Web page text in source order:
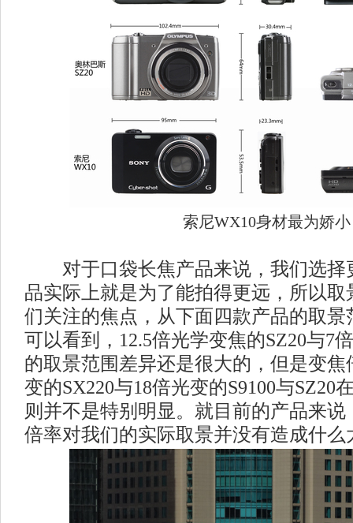
索尼WX10身材最为娇小
对于口袋长焦产品来说，我们选择
品实际上就是为了能拍得更远，所以取
们关注的焦点，从下面四款产品的取景
可以看到，12.5倍光学变焦的SZ20与7
的取景范围差异还是很大的，但是变焦
变的SX220与18倍光变的S9100与SZ20
则并不是特别明显。就目前的产品来
倍率对我们的实际取景并没有造成什么